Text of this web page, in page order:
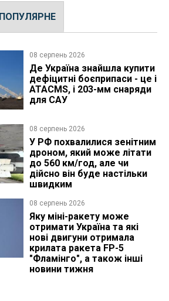
ПОПУЛЯРНЕ
08 серпень 2026
Де Україна знайшла купити
дефіцитні боєприпаси - це і
ATACMS, і 203-мм снаряди
для САУ
08 серпень 2026
У РФ похвалилися зенітним
дроном, який може літати
до 560 км/год, але чи
дійсно він буде настільки
швидким
08 серпень 2026
Яку міні-ракету може
отримати Україна та які
нові двигуни отримала
крилата ракета FP-5
"Фламінго", а також інші
новини тижня